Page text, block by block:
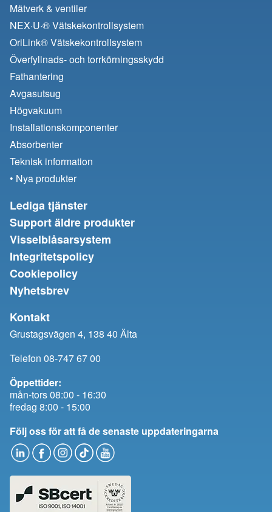
Mätverk & ventiler
NEX·U·® Vätskekontrollsystem
OriLink® Vätskekontrollsystem
Överfyllnads- och torrkörningsskydd
Fathantering
Avgasutsug
Högvakuum
Installationskomponenter
Absorbenter
Teknisk information
• Nya produkter
Lediga tjänster
Support äldre produkter
Visselblåsarsystem
Integritetspolicy
Cookiepolicy
Nyhetsbrev
Kontakt
Grustagsvägen 4, 138 40 Älta
Telefon 08-747 67 00
Öppettider:
mån-tors 08:00 - 16:30
fredag 8:00 - 15:00
Följ oss för att få de senaste uppdateringarna